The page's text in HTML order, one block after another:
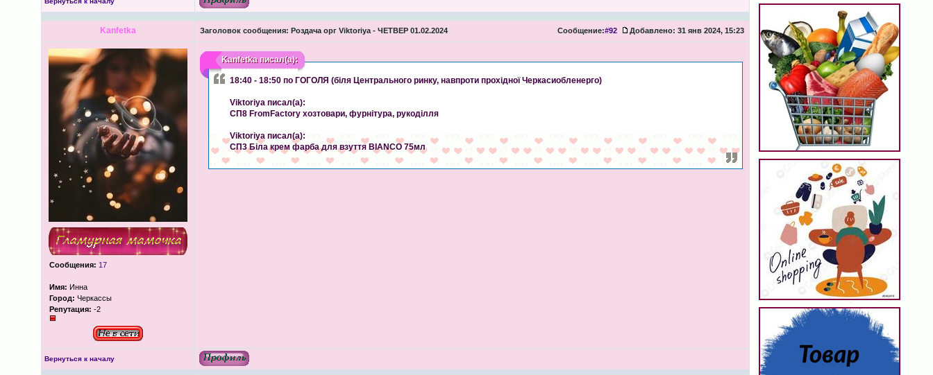
Kanfetka Заголовок сообщения: Роздача орг Viktoriya - ЧЕТВЕР 01.02.2024 Сообщение:#92 Добавлено: 31 янв 2024, 15:23
Сообщения: 17
Имя: Инна
Город: Черкассы
Репутация: -2
Kanfetkaписал(а):
18:40 - 18:50 по ГОГОЛЯ (біля Центрального ринку, навпроти прохідної Черкасиобленерго)
Viktoriya писал(а):
СП8 FromFactory хозтовари, фурнітура, рукоділля
Viktoriya писал(а):
СП3 Біла крем фарба для взуття BIANCO 75мл
Вернуться к началу